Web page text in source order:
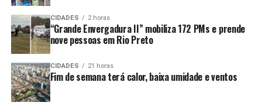
CIDADES 2 horas
“Grande Envergadura II” mobiliza 172 PMs e prende
nove pessoas em Rio Preto
CIDADES 21 horas
Fim de semana terá calor, baixa umidade e ventos